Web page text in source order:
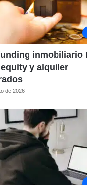
inmobiliario
y alquiler
de 2026